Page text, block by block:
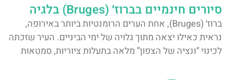
סיורים חינמיים בברוז׳ (Bruges) בלגיה
ברוז׳ (Bruges), אחת הערים הרומנטיות ביותר באירופה,
נראית כאילו יצאה מתוך גלויה של ימי הביניים. העיר שזכתה
לכינוי “ונציה של הצפון” מלאה בתעלות ציוריות, סמטאות